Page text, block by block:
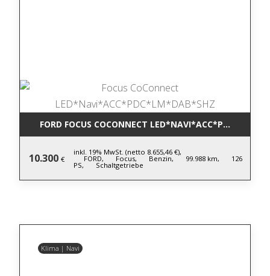
FORD FOCUS COCONNECT
10.300 €
inkl. 19% MwSt. (netto 8.655,46 €),
FORD, Focus, Benzin, 99.988 km, 126
PS, Schaltgetriebe
Klima | Navi